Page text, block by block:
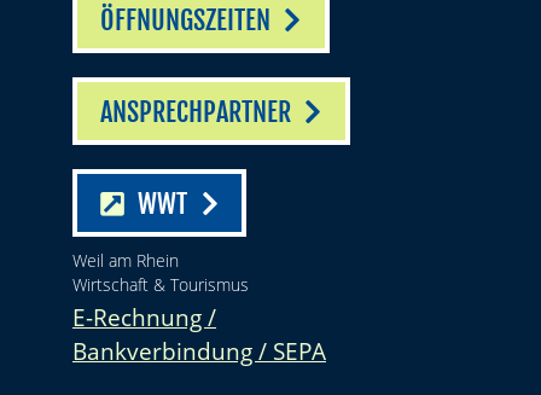
ÖFFNUNGSZEITEN
ANSPRECHPARTNER
WWT
Weil am Rhein
Wirtschaft & Tourismus
E-Rechnung /
Bankverbindung / SEPA